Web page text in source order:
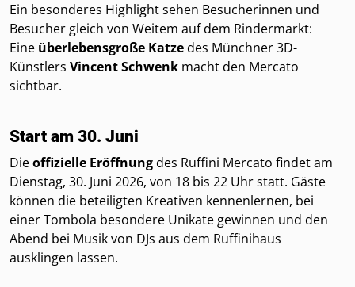
Ein besonderes Highlight sehen Besucherinnen und
Besucher gleich von Weitem auf dem Rindermarkt:
Eine überlebensgroße Katzedes Münchner 3D-
Künstlers Vincent Schwenk macht den Mercato
sichtbar.
Start am 30. Juni
Dieoffizielle Eröffnungdes Ruffini Mercato findet am
Dienstag, 30. Juni 2026, von 18 bis 22 Uhr statt. Gäste
können die beteiligten Kreativen kennenlernen, bei
einer Tombola besondere Unikate gewinnen und den
Abend bei Musik von DJs aus dem Ruffinihaus
ausklingen lassen.